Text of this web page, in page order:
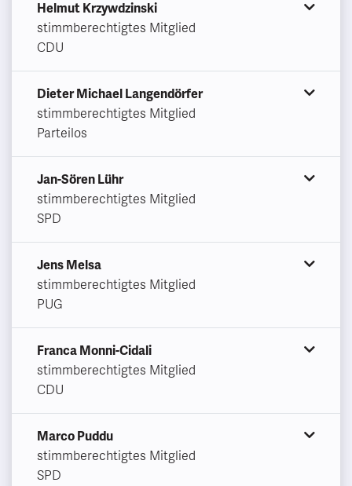
Helmut Krzywdzinski
stimmberechtigtes Mitglied
CDU
Dieter Michael Langendörfer
stimmberechtigtes Mitglied
Parteilos
Jan-Sören Lühr
stimmberechtigtes Mitglied
SPD
Jens Melsa
stimmberechtigtes Mitglied
PUG
Franca Monni-Cidali
stimmberechtigtes Mitglied
CDU
Marco Puddu
stimmberechtigtes Mitglied
SPD